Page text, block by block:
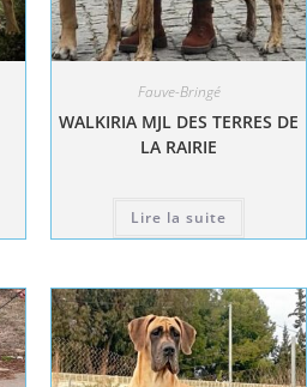
Fauve-Bringé
WALKIRIA MJL DES TERRES DE
LA RAIRIE
Lire la suite